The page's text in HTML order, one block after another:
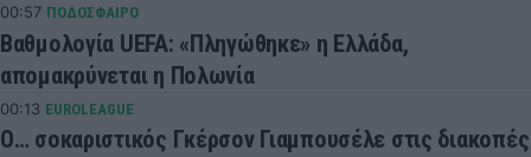
00:57 ΠΟΔΟΣΦΑΙΡΟ
Βαθμολογία UEFA: «Πληγώθηκε» η Ελλάδα,
απομακρύνεται η Πολωνία
00:13 EUROLEAGUE
Ο… σοκαριστικός Γκέρσον Γιαμπουσέλε στις διακοπές